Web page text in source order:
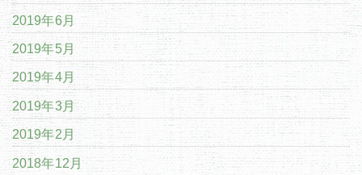
2019年6月
2019年5月
2019年4月
2019年3月
2019年2月
2018年12月